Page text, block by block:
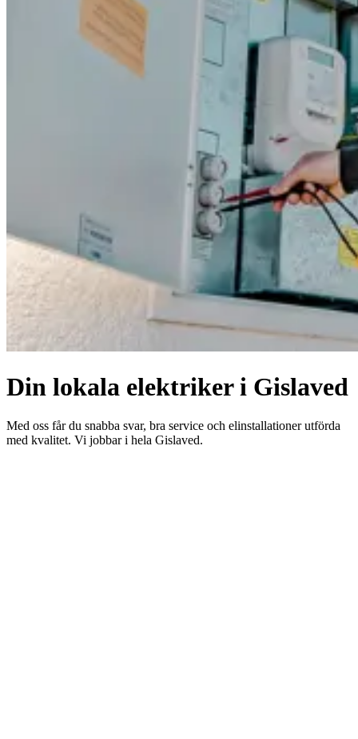
Din lokala elektriker i Gislaved
Med oss får du snabba svar, bra service och elinstallationer utförda
med kvalitet. Vi jobbar i hela Gislaved.